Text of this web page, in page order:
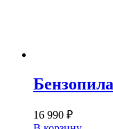
16 990 ₽